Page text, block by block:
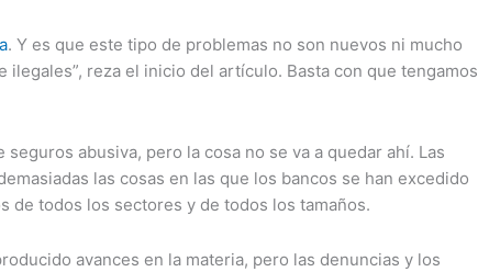
. Y es que este tipo de problemas no son nuevos ni mucho
reza el inicio del artículo. Basta con que tengamos
abusiva, pero la cosa no se va a quedar ahí. Las
las cosas en las que los bancos se han excedido
de todos los sectores y de todos los tamaños.
avances en la materia, pero las denuncias y los